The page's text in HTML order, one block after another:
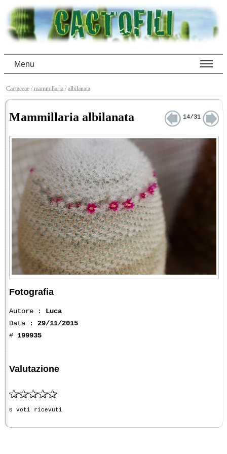
Menu
Cactaceae / mammillaria / albilanata
Mammillaria albilanata 14/31
Fotografia
Autore : Luca
Data : 29/11/2015
# 199935
Valutazione
0 voti ricevuti